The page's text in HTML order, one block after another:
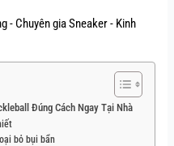
- Chuyên gia Sneaker - Kinh
Đúng Cách Ngay Tại Nhà
bỏ bụi bẩn